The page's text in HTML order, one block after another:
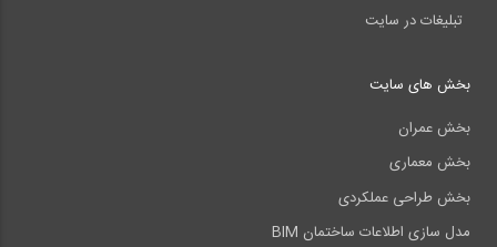
تبلیغات در سایت
بخش های سایت
بخش عمران
بخش معماری
بخش طراحی عملکردی
مدل سازی اطلاعات ساختمان BIM